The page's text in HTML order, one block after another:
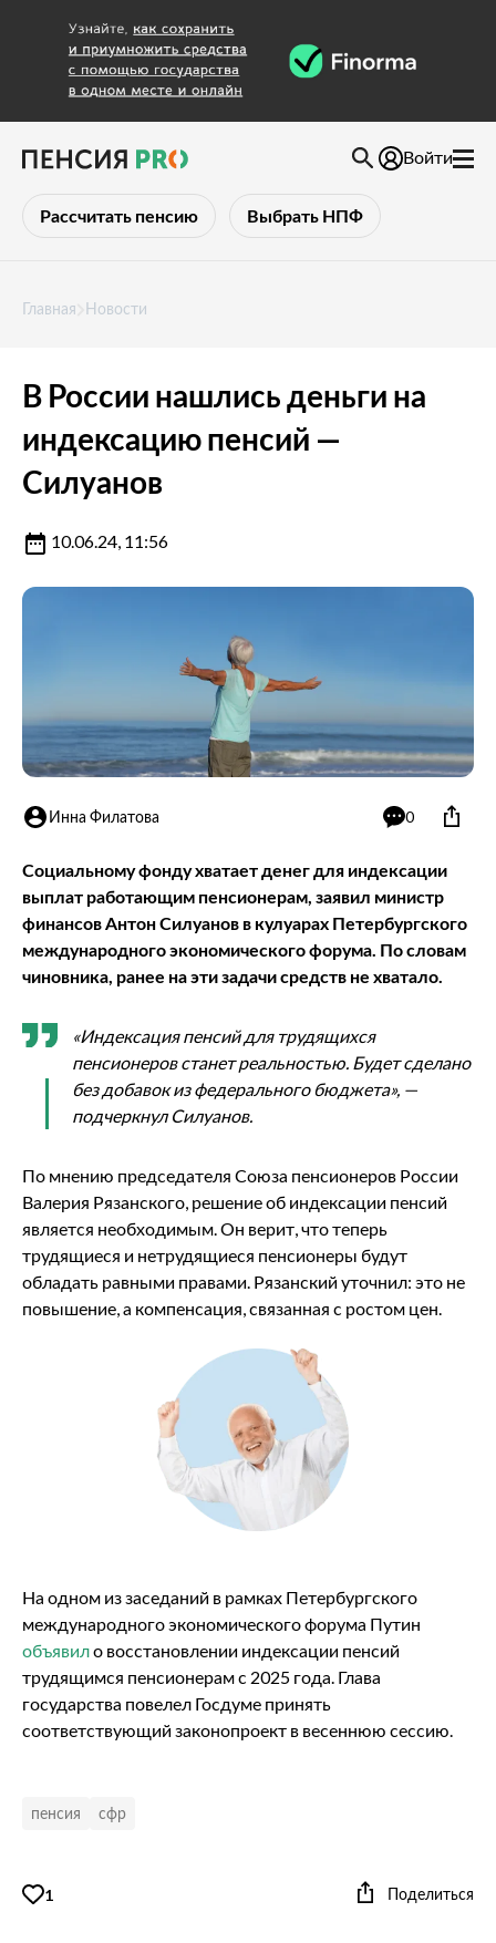
Рассчитать пенсию Выбрать НПФ
Войти
Главная Новости
В России нашлись деньги на
индексацию пенсий —
Силуанов
10.06.24, 11:56
Инна Филатова 0
Социальному фонду хватает денег для индексации
выплат работающим пенсионерам, заявил министр
финансов Антон Силуанов в кулуарах Петербургского
международного экономического форума. По словам
чиновника, ранее на эти задачи средств не хватало.
«Индексация пенсий для трудящихся
пенсионеров станет реальностью. Будет сделано
без добавок из федерального бюджета», —
подчеркнул Силуанов.
По мнению председателя Союза пенсионеров России
Валерия Рязанского, решение об индексации пенсий
является необходимым. Он верит, что теперь
трудящиеся и нетрудящиеся пенсионеры будут
обладать равными правами. Рязанский уточнил: это не
повышение, а компенсация, связанная с ростом цен.
На одном из заседаний в рамках Петербургского
международного экономического форума Путин
объявило восстановлении индексации пенсий
трудящимся пенсионерам с 2025 года. Глава
государства повелел Госдуме принять
соответствующий законопроект в весеннюю сессию.
пенсия сфр
1 Поделиться